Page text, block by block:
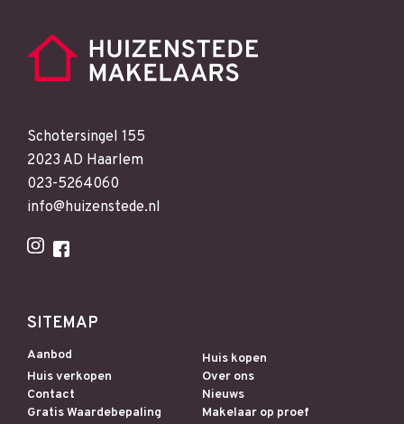
Schotersingel 155
2023 AD Haarlem
023-5264060
info@huizenstede.nl
SITEMAP
Aanbod
Huis kopen
Huis verkopen
Over ons
Contact
Nieuws
Gratis Waardebepaling
Makelaar op proef